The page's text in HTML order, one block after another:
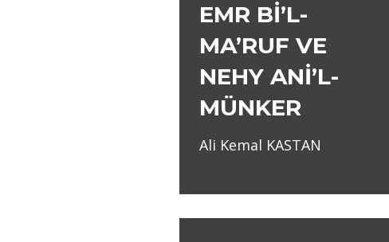
EMR Bİ’L-
MA’RUF VE
NEHY ANİ’L-
MÜNKER
Ali Kemal KASTAN